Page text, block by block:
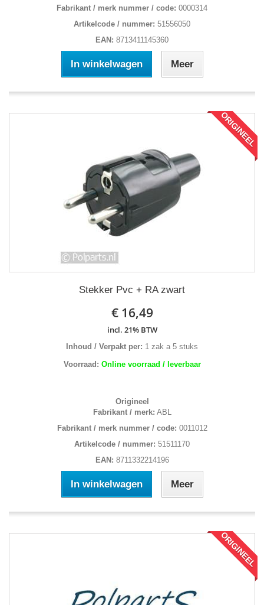
Fabrikant / merk nummer / code: 0000314
Artikelcode / nummer: 51556050
EAN: 8713411145360
In winkelwagen Meer
ORIGINEEL
Stekker Pvc + RA zwart
€ 16,49
incl. 21% BTW
Inhoud / Verpakt per: 1 zak a 5 stuks
Voorraad: Online voorraad / leverbaar
Origineel
Fabrikant / merk: ABL
Fabrikant / merk nummer / code: 0011012
Artikelcode / nummer: 51511170
EAN: 8711332214196
In winkelwagen Meer
ORIGINEEL